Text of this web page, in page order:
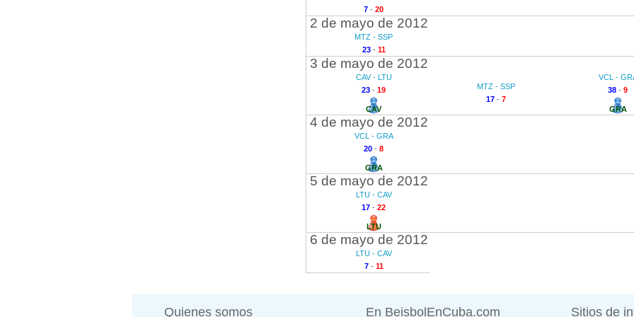
7 - 20
2 de mayo de 2012
MTZ - SSP
23- 11
3 de mayo de 2012
CAV - LTU
23 - 19
CAV
MTZ - SSP
17 - 7
VCL -
38 - 9
GRA
4 de mayo de 2012
VCL - GRA
20 - 8
GRA
5 de mayo de 2012
LTU - CAV
17 - 22
LTU
6 de mayo de 2012
LTU - CAV
7- 11
Quienes somos En BeisbolEnCuba.com Sitios de